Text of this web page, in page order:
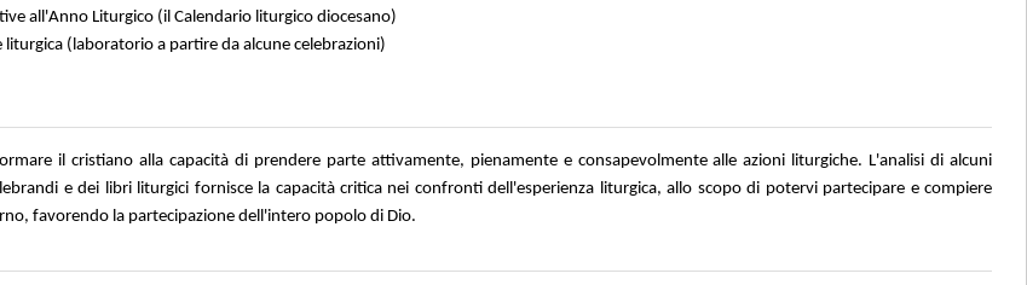
all'Anno Liturgico (il Calendario liturgico diocesano)
liturgica (laboratorio a partire da alcune celebrazioni)
il cristiano alla capacità di prendere parte attivamente, pienamente e consapevolmente alle azioni liturgiche. L'analisi di alcuni
e dei libri liturgici fornisce la capacità critica nei confronti dell'esperienza liturgica, allo scopo di potervi partecipare e compiere
favorendo la partecipazione dell'intero popolo di Dio.